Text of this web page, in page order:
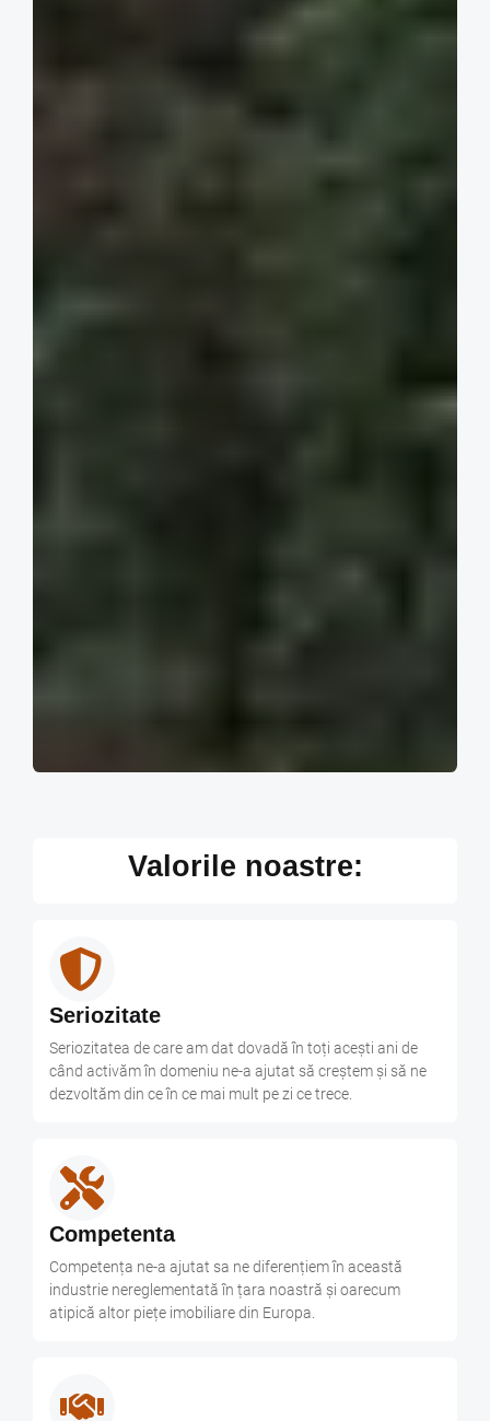
Valorile noastre:
Seriozitate
Seriozitatea de care am dat dovadă în toți acești ani de
când activăm în domeniu ne-a ajutat să creștem și să ne
dezvoltăm din ce în ce mai mult pe zi ce trece.
Competenta
Competența ne-a ajutat sa ne diferențiem în această
industrie nereglementată în țara noastră și oarecum
atipică altor piețe imobiliare din Europa.